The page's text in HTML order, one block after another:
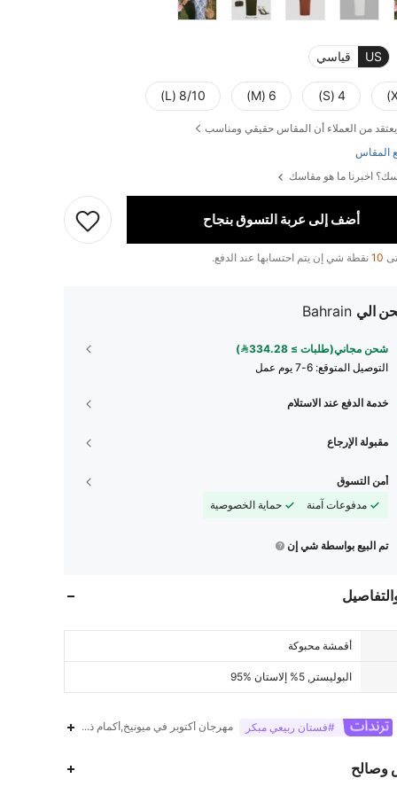
US قياسي
4 (S)
6 (M)
8/10 (L)
يعتقد من العملاء أن المقاس حقيقي ومناسب
المقاس
اخبرنا ما هو مقاسك
أضف إلى عربة التسوق بنجاح
10 نقطة شي إن يتم احتسابها عند الدفع.
الي Bahrain
شحن مجاني(طلبات ≥ 334.28)
التوصيل المتوقع: 6-7 يوم عمل
خدمة الدفع عند الاستلام
مقبولة الإرجاع
أمن التسوق
مدفوعات آمنة
حماية الخصوصية
تم البيع بواسطة شي إن
أقمشة محبوكة
95% البوليستر, 5% إلاستان
#فستان ربيعي مبكر مهرجان أكتوبر في ميونيخ,أكمام ذراع,غير متساوي
وصالح